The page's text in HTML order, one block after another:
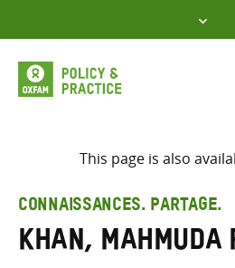
to
content
Saisir
les
This page is also
CONNAISSANCES. PARTAGE.
Khan, Mahmuda